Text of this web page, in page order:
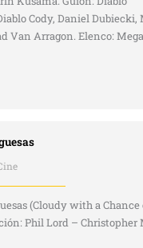
Cody, Daniel
Van Arragon. Elenco:
(Cloudy with a Chance
Phil Lord – Christopher